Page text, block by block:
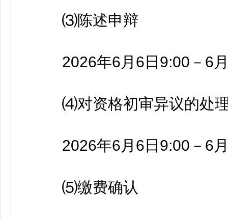
⑶陈述申辩
2026年6月6日9:00－6月
⑷对资格初审异议的处
2026年6月6日9:00－6月
⑸缴费确认